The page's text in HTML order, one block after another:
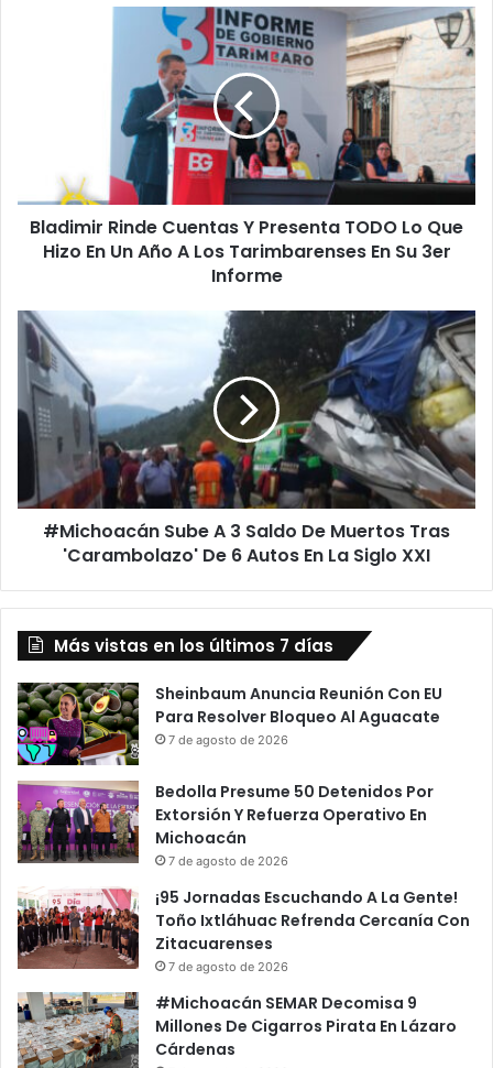
Hizo
En
Los
Tarimbarenses
En
Su
3er
Informe
Bladimir Rinde Cuentas Y Presenta TODO Lo Que
Hizo En Un Año A Los Tarimbarenses En Su 3er
Informe
#Michoacán
Sube
Saldo
De
Muertos
Tras
'Carambolazo'
Siglo
#Michoacán Sube A 3 Saldo De Muertos Tras
'Carambolazo' De 6 Autos En La Siglo XXI
Más vistas en los últimos 7 días
Sheinbaum Anuncia Reunión Con EU
Para Resolver Bloqueo Al Aguacate
7 de agosto de 2026
Bedolla Presume 50 Detenidos Por
Extorsión Y Refuerza Operativo En
Michoacán
7 de agosto de 2026
¡95 Jornadas Escuchando A La Gente!
Toño Ixtláhuac Refrenda Cercanía Con
Zitacuarenses
7 de agosto de 2026
#Michoacán SEMAR Decomisa 9
Millones De Cigarros Pirata En Lázaro
Cárdenas